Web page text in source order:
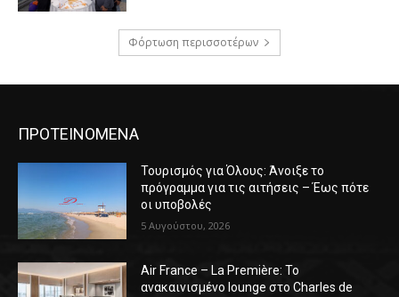
Φόρτωση περισσοτέρων
ΠΡΟΤΕΙΝΟΜΕΝΑ
Τουρισμός για Όλους: Άνοιξε το
πρόγραμμα για τις αιτήσεις – Έως πότε
οι υποβολές
5 Αυγούστου, 2026
Air France – La Première: Το
ανακαινισμένο lounge στο Charles de